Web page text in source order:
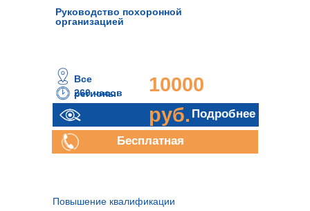
Руководство похоронной
организацией
260 часов
10000
руб.
Все
регионы
Подробнее
Бесплатная
Повышение квалификации